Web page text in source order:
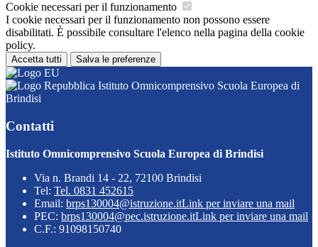
Cookie necessari per il funzionamento
I cookie necessari per il funzionamento non possono essere
disabilitati. È possibile consultare l'elenco nella pagina della cookie
policy.
Accetta tutti Salva le preferenze
Istituto Omnicomprensivo Scuola Europea di
Brindisi
Contatti
Istituto Omnicomprensivo Scuola Europea di Brindisi
Via n. Brandi 14 - 22, 72100 Brindisi
Tel: Tel. 0831 452615
Email: brps130004@istruzione.itLink per inviare una mail
PEC: brps130004@pec.istruzione.itLink per inviare una mail
C.F.: 91098150740